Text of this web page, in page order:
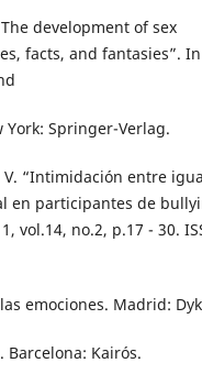
development of sex
facts, and fantasies”. In
Springer-Verlag.
V. “Intimidación entre
en participantes de
vol.14, no.2, p.17 - 30.
las emociones. Madrid:
Barcelona: Kairós.